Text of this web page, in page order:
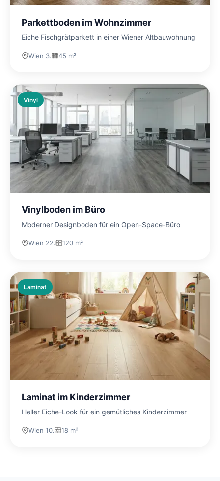
Parkettboden im Wohnzimmer
Eiche Fischgrätparkett in einer Wiener Altbauwohnung
Wien 3. 45 m²
Vinyl
Vinylboden im Büro
Moderner Designboden für ein Open-Space-Büro
Wien 22. 120 m²
Laminat
Laminat im Kinderzimmer
Heller Eiche-Look für ein gemütliches Kinderzimmer
Wien 10. 18 m²